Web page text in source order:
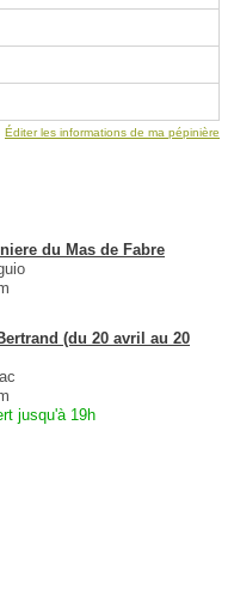
Éditer les informations de ma pépinière
du Mas de Fabre
(du 20 avril au 20
jusqu'à 19h